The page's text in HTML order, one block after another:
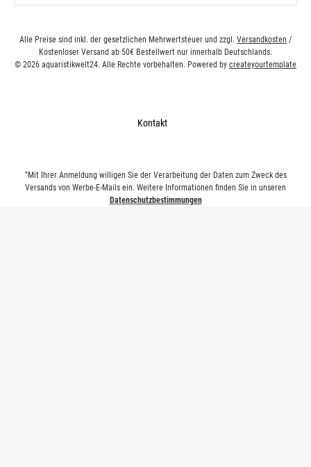
Alle Preise sind inkl. der gesetzlichen Mehrwertsteuer und zzgl. Versandkosten /
Kostenloser Versand ab 50€ Bestellwert nur innerhalb Deutschlands.
© 2026 aquaristikwelt24. Alle Rechte vorbehalten. Powered by createyourtemplate
Kontakt
*Mit Ihrer Anmeldung willigen Sie der Verarbeitung der Daten zum Zweck des
Versands von Werbe-E-Mails ein. Weitere Informationen finden Sie in unseren
Datenschutzbestimmungen